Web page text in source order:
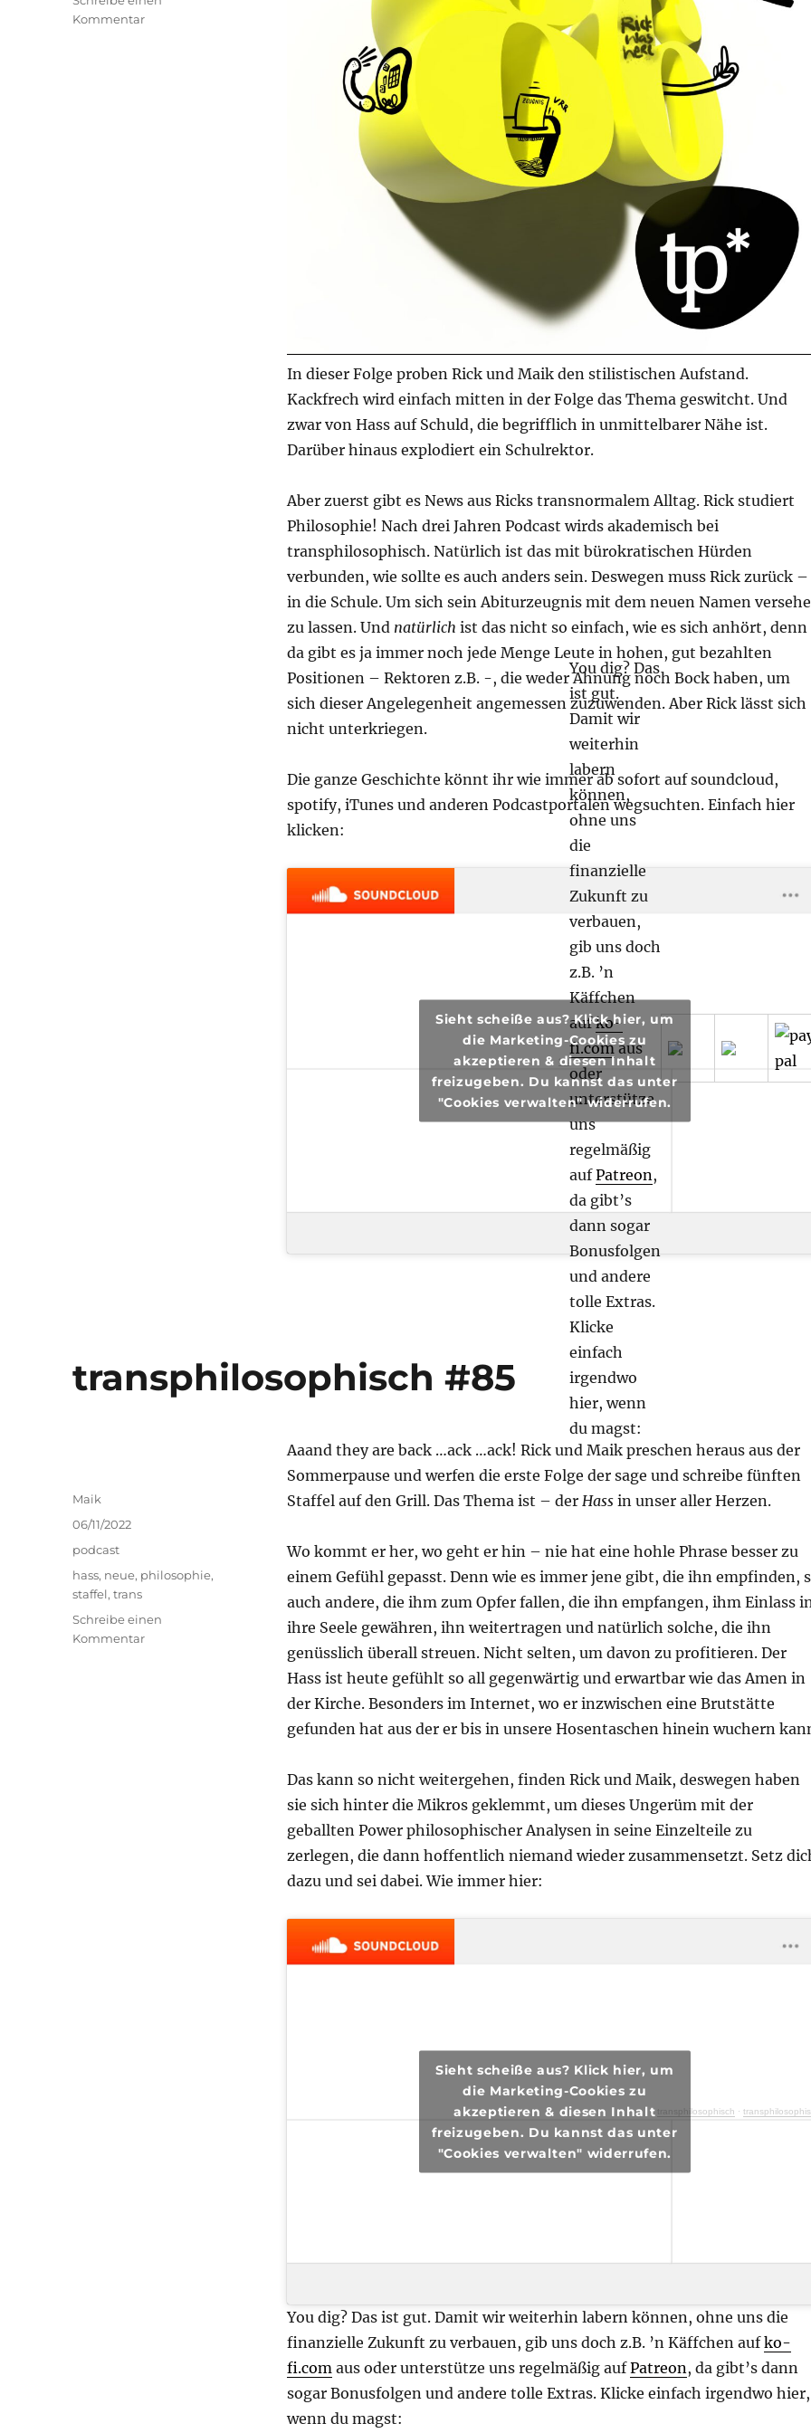
In dieser Folge proben Rick und Maik den stilistischen Aufstand.
Kackfrech wird einfach mitten in der Folge das Thema geswitcht. Und
zwar von Hass auf Schuld, die begrifflich in unmittelbarer Nähe ist.
Darüber hinaus explodiert ein Schulrektor.
Aber zuerst gibt es News aus Ricks transnormalem Alltag. Rick studiert
Philosophie! Nach drei Jahren Podcast wirds akademisch bei
transphilosophisch. Natürlich ist das mit bürokratischen Hürden
verbunden, wie sollte es auch anders sein. Deswegen muss Rick zurück –
in die Schule. Um sich sein Abiturzeugnis mit dem neuen Namen
zu lassen. Und natürlich ist das nicht so einfach, wie es sich anhört, denn
da gibt es ja immer noch jede Menge Leute in hohen, gut bezahlten
Positionen – Rektoren z.B. -, die weder Ahnung noch Bock haben, um
sich dieser Angelegenheit angemessen zuzuwenden. Aber Rick lässt sich
nicht unterkriegen.
Die ganze Geschichte könnt ihr wie immer ab sofort auf soundcloud,
spotify, iTunes und anderen Podcastportalen wegsuchten. Einfach hier
klicken:
transphilosophisch · transphilosophisch #86 – Heckmeck
You dig? Das
ist gut.
Damit wir
weiterhin
labern
können,
ohne uns
die
finanzielle
Zukunft zu
verbauen,
gib uns doch
z.B. ’n
Käffchen
aufko-
fi.comaus
oder
unterstütze
uns
regelmäßig
aufPatreon ,
da gibt’s
dann sogar
Bonusfolgen
und andere
tolle Extras.
Klicke
einfach
irgendwo
hier, wenn
du magst:
Sieht scheiße aus? Klick hier, um
die Marketing-Cookies zu
akzeptieren & diesen Inhalt
freizugeben. Du kannst das unter
"Cookies verwalten" widerrufen.
Kommentarzu
transphilosophisch #85
Aaand they are back …ack …ack! Rick und Maik preschen heraus aus der
Sommerpause und werfen die erste Folge der sage und schreibe fünften
Staffel auf den Grill. Das Thema ist – der Hassin unser aller Herzen.
Wo kommt er her, wo geht er hin – nie hat eine hohle Phrase besser zu
einem Gefühl gepasst. Denn wie es immer jene gibt, die ihn empfinden,
auch andere, die ihm zum Opfer fallen, die ihn empfangen, ihm Einlass
ihre Seele gewähren, ihn weitertragen und natürlich solche, die ihn
genüsslich überall streuen. Nicht selten, um davon zu profitieren. Der
Hass ist heute gefühlt so all gegenwärtig und erwartbar wie das Amen in
der Kirche. Besonders im Internet, wo er inzwischen eine Brutstätte
gefunden hat aus der er bis in unsere Hosentaschen hinein wuchern
Das kann so nicht weitergehen, finden Rick und Maik, deswegen haben
sie sich hinter die Mikros geklemmt, um dieses Ungerüm mit der
geballten Power philosophischer Analysen in seine Einzelteile zu
zerlegen, die dann hoffentlich niemand wieder zusammensetzt. Setz
dazu und sei dabei. Wie immer hier:
transphilosophisch · transphilosophisch #85 – Btw I h8 U!
Sieht scheiße aus? Klick hier, um
die Marketing-Cookies zu
akzeptieren & diesen Inhalt
freizugeben. Du kannst das unter
"Cookies verwalten" widerrufen.
You dig? Das ist gut. Damit wir weiterhin labern können, ohne uns die
finanzielle Zukunft zu verbauen, gib uns doch z.B. ’n Käffchen aufko-
fi.com aus oder unterstütze uns regelmäßig aufPatreon , da gibt’s dann
sogar Bonusfolgen und andere tolle Extras. Klicke einfach irgendwo hier,
wenn du magst:
Autor
Maik
Veröffentlicht
06/11/2022
Kategorien
podcast
Schlagwörter
hass, neue, philosophie,
staffel,trans
Schreibe einen
Kommentarzu